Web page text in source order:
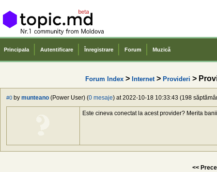
Principala Autentificare Înregistrare Forum Muzică
Forum Index > Internet > Provideri >
#0 by munteano (Power User) (0 mesaje) at 2022-10-18 10:33:43 (198
Este cineva conectat la acest provider? Merita
<<